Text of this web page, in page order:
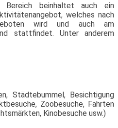
Bereich beinhaltet auch ein
welches nach
wird und auch am
stattfindet. Unter anderem
Städtebummel, Besichtigung
Zoobesuche, Fahrten
Kinobesuche usw.)